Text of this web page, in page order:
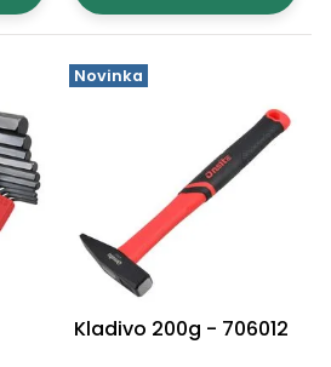
Novinka
Kladivo 200g - 706012